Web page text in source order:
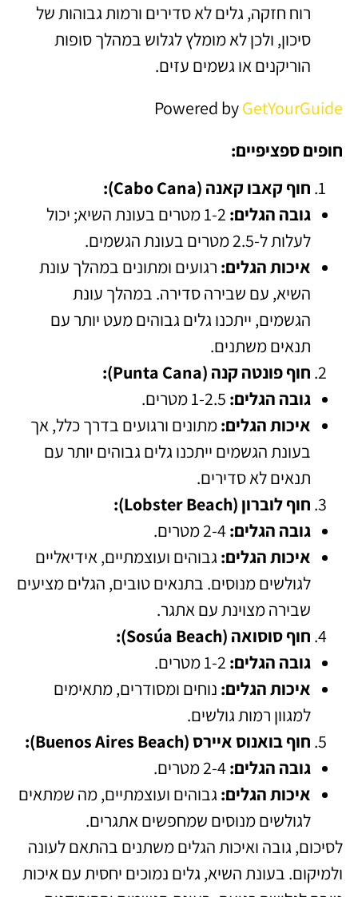
רוח חזקה, גלים לא סדירים ורמות גבוהות של
סיכון, ולכן לא מומלץ לגלוש במהלך סופות
הוריקנים או גשמים עזים.
Powered byGetYourGuide
חופים ספציפיים:
חוף קאבו קאנה (Cabo Cana):
גובה הגלים:
1-2 מטרים בעונת השיא; יכול
לעלות ל-2.5 מטרים בעונת הגשמים.
איכות הגלים: רגועים ומתונים במהלך עונת
השיא, עם שבירה סדירה. במהלך עונת
הגשמים, ייתכנו גלים גבוהים מעט יותר עם
תנאים משתנים.
חוף פונטה קנה (Punta Cana):
גובה הגלים:
איכות הגלים:מתונים ורגועים בדרך כלל, אך
בעונת הגשמים ייתכנו גלים גבוהים יותר עם
תנאים לא סדירים.
חוף לוברון (Lobster Beach):
גובה הגלים:
איכות הגלים: גבוהים ועוצמתיים, אידיאליים
לגולשים מנוסים. בתנאים טובים, הגלים מציעים
שבירה מצוינת עם אתגר.
חוף סוסואה (Sosúa Beach):
גובה הגלים:
איכות הגלים: נוחים ומסודרים, מתאימים
למגוון רמות גולשים.
חוף בואנוס איירס (Buenos Aires Beach):
גובה הגלים:
איכות הגלים: גבוהים ועוצמתיים, מה שמתאים
לגולשים מנוסים שמחפשים אתגרים.
לסיכום, גובה ואיכות הגלים משתנים בהתאם לעונה
ולמיקום. בעונת השיא, גלים נמוכים יחסית עם איכות